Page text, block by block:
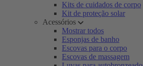
Kits de cuidados de corpo
Kit de proteção solar
Acessórios
Mostrar todos
Esponjas de banho
Escovas para o corpo
Escovas de massagem